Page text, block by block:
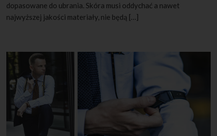
dopasowane do ubrania. Skóra musi oddychać a nawet
najwyższej jakości materiały, nie będą […]